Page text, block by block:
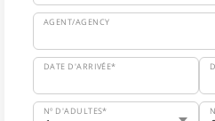
AGENT/AGENCY
DATE D'ARRIVÉE*
Nº D'ADULTES*